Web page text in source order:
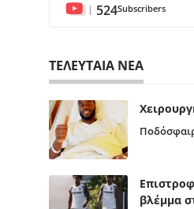
524Subscribers
ΤΕΛΕΥΤΑΙΑ ΝΕΑ
βλέμμα